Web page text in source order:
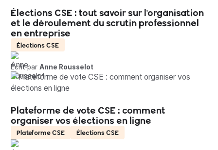
Élections CSE : tout savoir sur l'organisation
et le déroulement du scrutin professionnel
en entreprise
Élections CSE
Écrit parAnne Rousselot
Plateforme de vote CSE : comment
organiser vos élections en ligne
Plateforme CSE Élections CSE